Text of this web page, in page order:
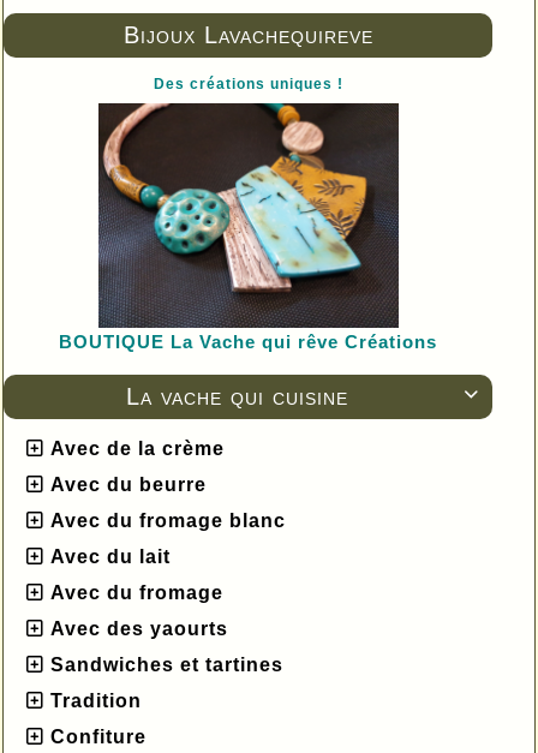
Bijoux Lavachequireve
Des créations uniques !
BOUTIQUE La Vache qui rêve Créations

La vache qui cuisine
Avec de la crème
Avec du beurre
Avec du fromage blanc
Avec du lait
Avec du fromage
Avec des yaourts
Sandwiches et tartines
Tradition
Confiture